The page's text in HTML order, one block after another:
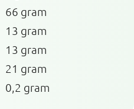
66 gram
13 gram
13 gram
21 gram
0,2 gram